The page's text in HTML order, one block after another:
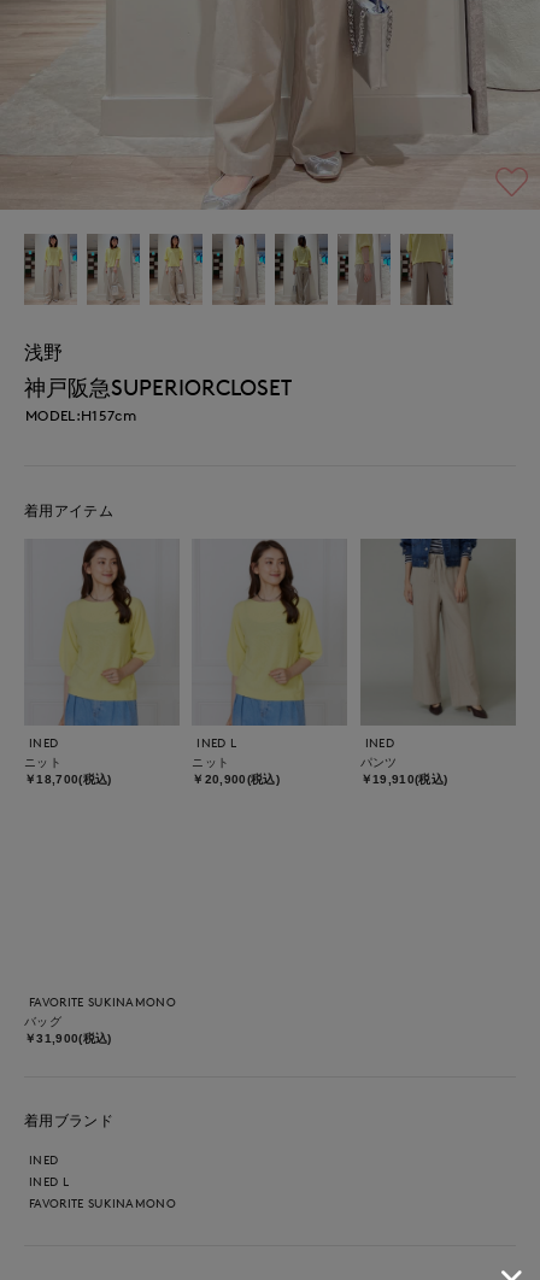
浅野
神戸阪急SUPERIORCLOSET
MODEL:H157cm
着用アイテム
INED
ニット
￥18,700(税込)
INED L
ニット
￥20,900(税込)
INED
パンツ
￥19,910(税込)
FAVORITE SUKINAMONO
バッグ
￥31,900(税込)
着用ブランド
INED
INED L
FAVORITE SUKINAMONO